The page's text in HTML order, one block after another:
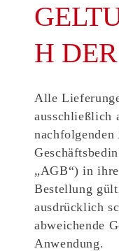
H
Alle
ausschließlich
„AGB“) in
Bestellung
ausdrücklich
abweichende
Anwendung.